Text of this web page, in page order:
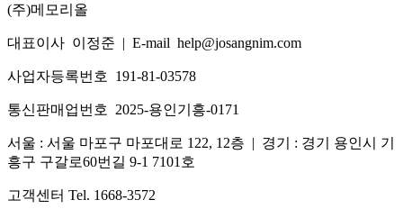
(주)메모리올
대표이사 이정준 | E-mail help@josangnim.com
사업자등록번호 191-81-03578
통신판매업번호 2025-용인기흥-0171
서울 : 서울 마포구 마포대로 122, 12층 | 경기 : 경기 용인시 기
흥구 구갈로60번길 9-1 7101호
고객센터 Tel. 1668-3572